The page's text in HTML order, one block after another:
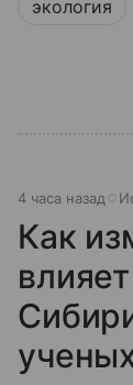
экология
4 часа назад
Как